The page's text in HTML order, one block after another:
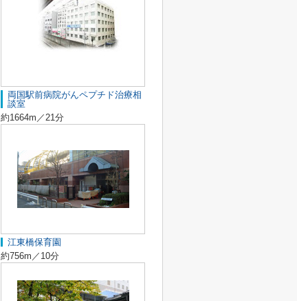
両国駅前病院がんペプチド治療相
談室
約1664m／21分
江東橋保育園
約756m／10分